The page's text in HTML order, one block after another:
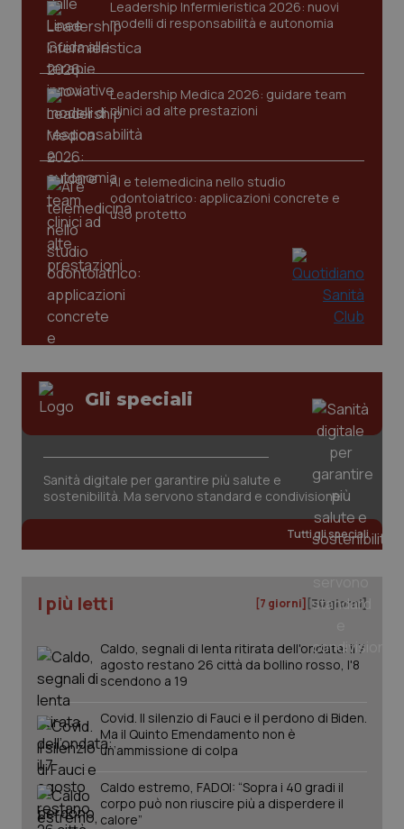
Leadership Infermieristica 2026: nuovi
modelli di responsabilità e autonomia
Leadership Medica 2026: guidare team
clinici ad alte prestazioni
AI e telemedicina nello studio
odontoiatrico: applicazioni concrete e
uso protetto
Gli speciali
Sanità digitale per garantire più salute e
sostenibilità. Ma servono standard e condivisione
Tutti gli speciali
I più letti [7 giorni] [30 giorni]
Caldo, segnali di lenta ritirata dell'ondata: il 7
agosto restano 26 città da bollino rosso, l'8
scendono a 19
Covid. Il silenzio di Fauci e il perdono di Biden.
Ma il Quinto Emendamento non è
un’ammissione di colpa
Caldo estremo, FADOI: “Sopra i 40 gradi il
corpo può non riuscire più a disperdere il
calore”
YouTube
.youtube.com
CookieScriptConsent
tracking-sites-ironfish-
www.quotidianosanita.it
2
_ga
Google LLC
.quotidianosanita.it